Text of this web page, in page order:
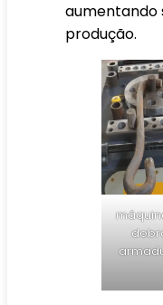
aumentando
produção.